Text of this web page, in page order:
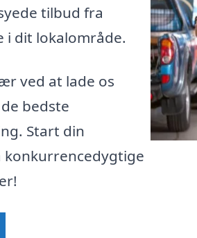
tilbud fra
i dit lokalområde.
ved at lade os
bedste
Start din